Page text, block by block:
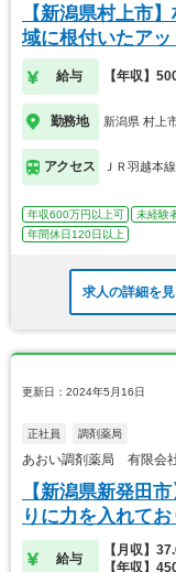
【新潟県村上市
域に根付いたアッ
給与 【年収】
勤務地 新潟県 村上
アクセス ＪＲ羽越本
年収600万円以上可 未経験
年間休日120日以上
求人の詳細を
更新日：2024年5月16日
正社員 調剤薬局
あおい調剤薬局 有限会
【新潟県新発田
りに力を入れてお
給与
【月収】
【年収】